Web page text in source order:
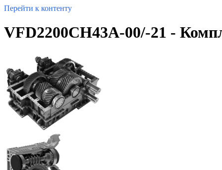
Перейти к контенту
VFD2200CH43A-00/-21 -